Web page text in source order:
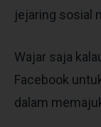
jejaring sosial
Wajar saja
Facebook
dalam